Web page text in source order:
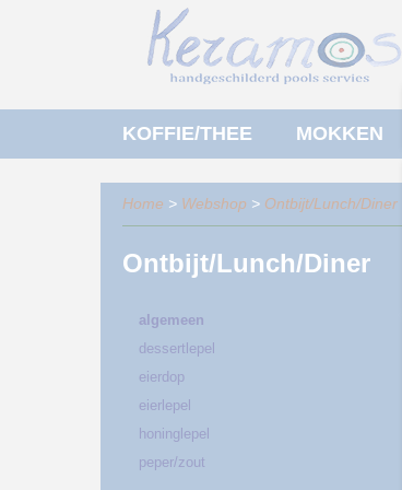
KOFFIE/THEE MOKKEN
Home > Webshop > Ontbijt/Lunch/Diner
Ontbijt/Lunch/Diner
algemeen
dessertlepel
eierdop
eierlepel
honinglepel
peper/zout